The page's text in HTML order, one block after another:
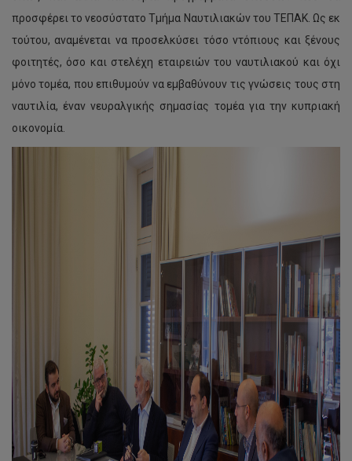
προσφέρει το νεοσύστατο Τμήμα Ναυτιλιακών του ΤΕΠΑΚ. Ως εκ
τούτου, αναμένεται να προσελκύσει τόσο ντόπιους και ξένους
φοιτητές, όσο και στελέχη εταιρειών του ναυτιλιακού και όχι
μόνο τομέα, που επιθυμούν να εμβαθύνουν τις γνώσεις τους στη
ναυτιλία, έναν νευραλγικής σημασίας τομέα για την κυπριακή
οικονομία.